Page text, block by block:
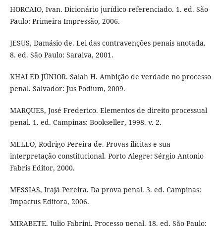
HORCAIO, Ivan. Dicionário jurídico referenciado. 1. ed. São
Paulo: Primeira Impressão, 2006.
JESUS, Damásio de. Lei das contravenções penais anotada.
8. ed. São Paulo: Saraiva, 2001.
KHALED JÚNIOR. Salah H. Ambição de verdade no processo
penal. Salvador: Jus Podium, 2009.
MARQUES, José Frederico. Elementos de direito processual
penal. 1. ed. Campinas: Bookseller, 1998. v. 2.
MELLO, Rodrigo Pereira de. Provas ilícitas e sua
interpretação constitucional. Porto Alegre: Sérgio Antonio
Fabris Editor, 2000.
MESSIAS, Irajá Pereira. Da prova penal. 3. ed. Campinas:
Impactus Editora, 2006.
MIRABETE, Julio Fabrini. Processo penal. 18. ed. São Paulo: